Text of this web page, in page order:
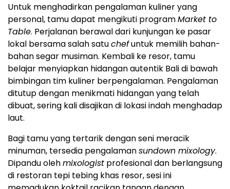
Untuk menghadirkan pengalaman kuliner yang
personal, tamu dapat mengikuti programMarket to
Table. Perjalanan berawal dari kunjungan ke pasar
lokal bersama salah satuchefuntuk memilih bahan-
bahan segar musiman. Kembali ke resor, tamu
belajar menyiapkan hidangan autentik Bali di bawah
bimbingan tim kuliner berpengalaman. Pengalaman
ditutup dengan menikmati hidangan yang telah
dibuat, sering kali disajikan di lokasi indah menghadap
laut.
Bagi tamu yang tertarik dengan seni meracik
minuman, tersedia pengalamansundown mixology.
Dipandu olehmixologist profesional dan berlangsung
di restoran tepi tebing khas resor, sesi ini